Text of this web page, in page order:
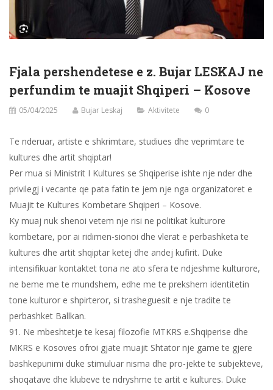
Fjala pershendetese e z. Bujar LESKAJ ne
perfundim te muajit Shqiperi – Kosove
05/04/2025 Bujar Leskaj Aktivitete 0
Te nderuar, artiste e shkrimtare, studiues dhe veprimtare te
kultures dhe artit shqiptar!
Per mua si Ministrit I Kultures se Shqiperise ishte nje nder dhe
privilegj i vecante qe pata fatin te jem nje nga organizatoret e
Muajit te Kultures Kombetare Shqiperi – Kosove.
Ky muaj nuk shenoi vetem nje risi ne politikat kulturore
kombetare, por ai ridimen-sionoi dhe vlerat e perbashketa te
kultures dhe artit shqiptar ketej dhe andej kufirit. Duke
intensifikuar kontaktet tona ne ato sfera te ndjeshme kulturore,
ne beme me te mundshem, edhe me te prekshem identitetin
tone kulturor e shpirteror, si trasheguesit e nje tradite te
perbashket Ballkan.
91. Ne mbeshtetje te kesaj filozofie MTKRS e.Shqiperise dhe
MKRS e Kosoves ofroi gjate muajit Shtator nje game te gjere
bashkepunimi duke stimuluar nisma dhe pro-jekte te subjekteve,
shoqatave dhe klubeve te ndryshme te artit e kultures. Duke